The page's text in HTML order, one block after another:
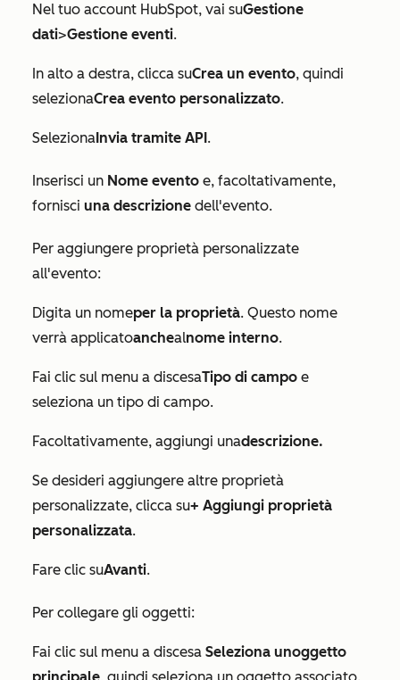
Nel tuo account HubSpot, vai suGestione
dati>Gestione eventi.
In alto a destra, clicca suCrea un evento, quindi
selezionaCrea evento personalizzato.
SelezionaInvia tramite API.
Inserisci un Nome evento e, facoltativamente,
fornisci una descrizione dell'evento.
Per aggiungere proprietà personalizzate
all'evento:
Digita un nomeper la proprietà. Questo nome
verrà applicatoanchealnome interno.
Fai clic sul menu a discesaTipo di campo e
seleziona un tipo di campo.
Facoltativamente, aggiungi unadescrizione.
Se desideri aggiungere altre proprietà
personalizzate, clicca su+ Aggiungi proprietà
personalizzata.
Fare clic suAvanti.
Per collegare gli oggetti:
Fai clic sul menu a discesa Seleziona unoggetto